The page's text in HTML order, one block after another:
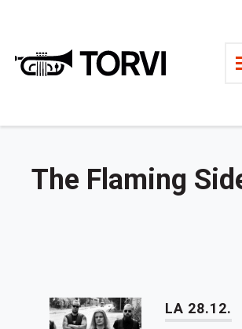
Ravintola
The Flaming
LA 28.12.